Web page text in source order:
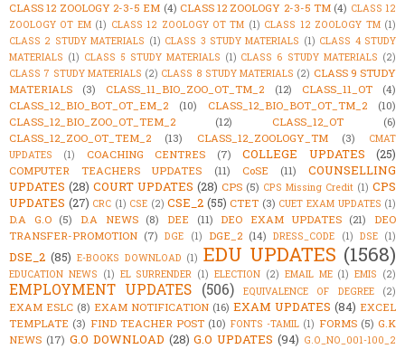
CLASS 12 ZOOLOGY 2-3-5 EM (4) CLASS 12 ZOOLOGY 2-3-5 TM (4) CLASS 12
ZOOLOGY OT EM (1) CLASS 12 ZOOLOGY OT TM (1) CLASS 12 ZOOLOGY TM (1)
CLASS 2 STUDY MATERIALS (1) CLASS 3 STUDY MATERIALS (1) CLASS 4 STUDY
MATERIALS (1) CLASS 5 STUDY MATERIALS (1) CLASS 6 STUDY MATERIALS (2)
CLASS 7 STUDY MATERIALS (2) CLASS 8 STUDY MATERIALS (2) CLASS 9 STUDY
MATERIALS
(3) CLASS_11_BIO_ZOO_OT_TM_2 (12) CLASS_11_OT
(4)
CLASS_12_BIO_BOT_OT_EM_2
(10) CLASS_12_BIO_BOT_OT_TM_2
(10)
CLASS_12_BIO_ZOO_OT_TEM_2
(12) CLASS_12_OT
(6)
CLASS_12_ZOO_OT_TEM_2
(13) CLASS_12_ZOOLOGY_TM (3)
CMAT
UPDATES
(1) COACHING CENTRES (7) COLLEGE UPDATES (25)
COMPUTER TEACHERS UPDATES (11) CoSE (11)
COUNSELLING
UPDATES (28) COURT UPDATES (28) CPS (5) CPS Missing Credit (1) CPS
UPDATES (27) CRC (1) CSE (2) CSE_2 (55) CTET (3) CUET EXAM UPDATES (1)
D.A G.O (5) D.A NEWS (8) DEE (11) DEO EXAM UPDATES (21)
DEO
TRANSFER-PROMOTION (7) DGE (1) DGE_2 (14) DRESS_CODE (1) DSE (1)
DSE_2 (85) E-BOOKS DOWNLOAD (1) EDU UPDATES (1568)
EDUCATION NEWS (1) EL SURRENDER (1) ELECTION (2) EMAIL ME (1) EMIS (2)
EMPLOYMENT UPDATES (506) EQUIVALENCE OF DEGREE (2)
EXAM ESLC (8) EXAM NOTIFICATION (16) EXAM UPDATES (84) EXCEL
TEMPLATE (3) FIND TEACHER POST (10) FONTS -TAMIL (1) FORMS (5) G.K
NEWS (17) G.O DOWNLOAD (28) G.O UPDATES (94) G.O_NO_001-100_2